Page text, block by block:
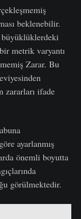
beklenebilir.
büyüklüklerdeki
metrik varyantı
Zarar. Bu
zararları ifade
ayarlanmış
önemli boyutta
görülmektedir.